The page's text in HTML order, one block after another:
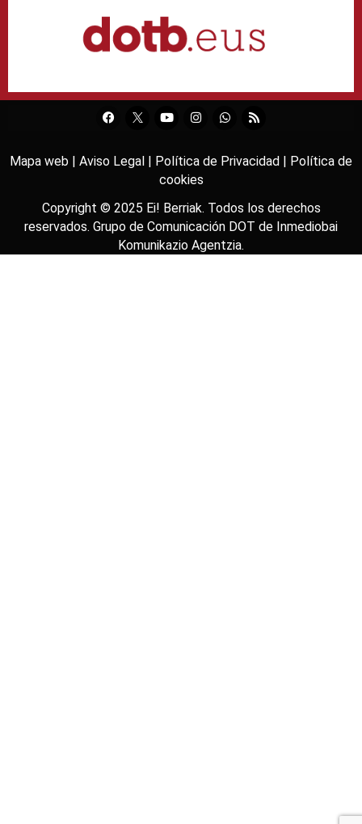
Mapa web | Aviso Legal | Política de Privacidad | Política de
cookies
Copyright © 2025 Ei! Berriak. Todos los derechos
reservados. Grupo de Comunicación DOT de Inmediobai
Komunikazio Agentzia.